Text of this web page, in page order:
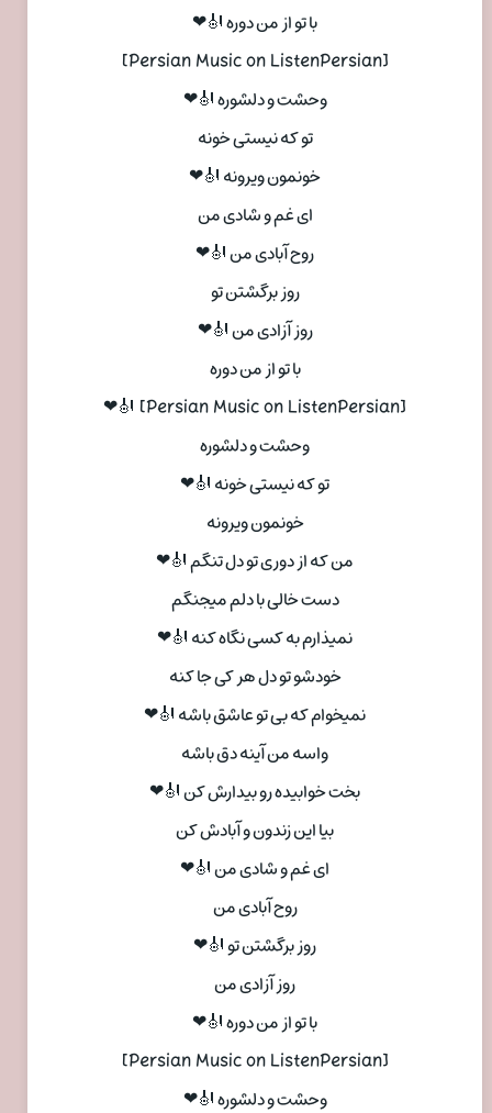
با تو از من دوره 🎻❤
[Persian Music on ListenPersian]
وحشت و دلشوره 🎻❤
تو که نیستی خونه
خونمون ویرونه 🎻❤
ای غم و شادی من
روح آبادی من 🎻❤
روز برگشتن تو
روز آزادی من 🎻❤
با تو از من دوره
[Persian Music on ListenPersian] 🎻❤
وحشت و دلشوره
تو که نیستی خونه 🎻❤
خونمون ویرونه
من که از دوری تو دل تنگم 🎻❤
دست خالی با دلم میجنگم
نمیذارم به کسی نگاه کنه 🎻❤
خودشو تو دل هر کی جا کنه
نمیخوام که بی تو عاشق باشه 🎻❤
واسه من آینه دق باشه
بخت خوابیده رو بیدارش کن 🎻❤
بیا این زندون و آبادش کن
ای غم و شادی من 🎻❤
روح آبادی من
روز برگشتن تو 🎻❤
روز آزادی من
با تو از من دوره 🎻❤
[Persian Music on ListenPersian]
وحشت و دلشوره 🎻❤